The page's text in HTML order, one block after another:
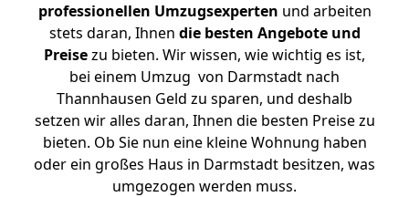
professionellen Umzugsexperten und arbeiten
stets daran, Ihnen die besten Angebote und
Preisezu bieten. Wir wissen, wie wichtig es ist,
bei einem Umzug von Darmstadt nach
Thannhausen Geld zu sparen, und deshalb
setzen wir alles daran, Ihnen die besten Preise zu
bieten. Ob Sie nun eine kleine Wohnung haben
oder ein großes Haus in Darmstadt besitzen, was
umgezogen werden muss.